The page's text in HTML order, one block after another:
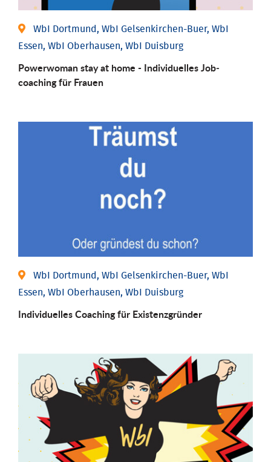
WbI Dortmund, WbI Gelsenkirchen-Buer, WbI
Essen, WbI Oberhausen, WbI Duisburg
Powerwoman stay at home - Individu­elles Job­
coaching für Frauen
WbI Dortmund, WbI Gelsenkirchen-Buer, WbI
Essen, WbI Oberhausen, WbI Duisburg
Individu­elles Coaching für Existenz­gründer